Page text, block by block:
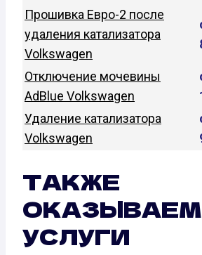
Прошивка Евро-2 после
удаления катализатора
Volkswagen
Отключение мочевины
AdBlue Volkswagen
Удаление катализатора
Volkswagen
ТАКЖЕ
ОКАЗЫВАЕМ
УСЛУГИ